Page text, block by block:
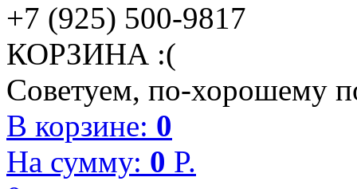
+7 (925) 500-9817
КОРЗИНА :(
Советуем, по-хорошему
В корзине: 0
На сумму: 0 P.